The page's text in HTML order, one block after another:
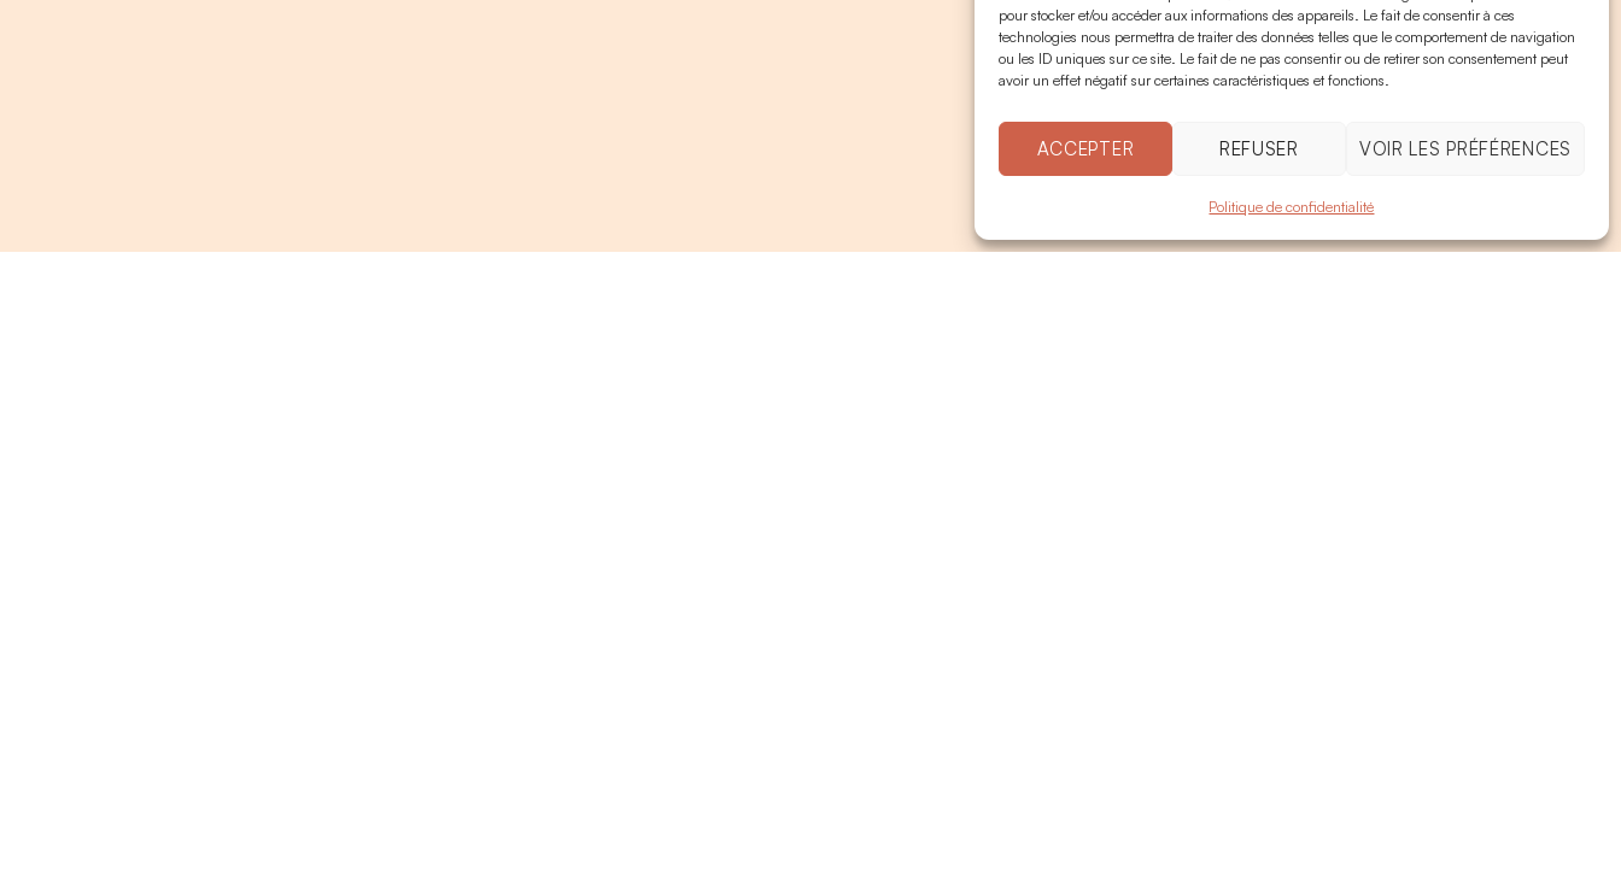
pour stocker et/ou accéder aux informations des appareils. Le fait de consentir à ces
technologies nous permettra de traiter des données telles que le comportement de navigation
ou les ID uniques sur ce site. Le fait de ne pas consentir ou de retirer son consentement peut
avoir un effet négatif sur certaines caractéristiques et fonctions.
ACCEPTER REFUSER VOIR LES PRÉFÉRENCES
Politique de confidentialité